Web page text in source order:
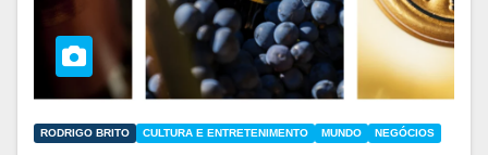
CULTURA E ENTRETENIMENTO MUNDO NEGÓCIOS
RODRIGO BRITO